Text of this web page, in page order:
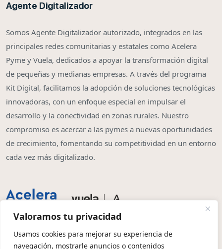
Valoramos tu privacidad
Usamos cookies para mejorar su experiencia de
navegación, mostrarle anuncios o contenidos
Agente Digitalizador
Somos Agente Digitalizador autorizado, integrados en las
principales redes comunitarias y estatales como Acelera
Pyme y Vuela, dedicados a apoyar la transformación digital
de pequeñas y medianas empresas. A través del programa
Kit Digital, facilitamos la adopción de soluciones tecnológicas
innovadoras, con un enfoque especial en impulsar el
desarrollo y la conectividad en zonas rurales. Nuestro
compromiso es acercar a las pymes a nuevas oportunidades
de crecimiento, fomentando su competitividad en un entorno
cada vez más digitalizado.